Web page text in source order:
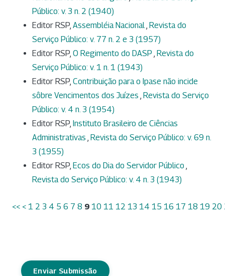
Público: v. 3 n. 2 (1940)
Editor RSP, Assembléia Nacional, Revista do
Serviço Público: v. 77 n. 2 e 3 (1957)
Editor RSP, O Regimento do DASP , Revista do
Serviço Público: v. 1 n. 1 (1943)
Editor RSP, Contribuição para o Ipase não incide
sôbre Vencimentos dos Juízes , Revista do Serviço
Público: v. 4 n. 3 (1954)
Editor RSP, Instituto Brasileiro de Ciências
Administrativas , Revista do Serviço Público: v. 69 n.
3 (1955)
Editor RSP, Ecos do Dia do Servidor Público ,
Revista do Serviço Público: v. 4 n. 3 (1943)
<< < 1 2 3 4 5 6 7 8 9 10 11 12 13 14 15 16 17 18 19 20
Enviar Submissão